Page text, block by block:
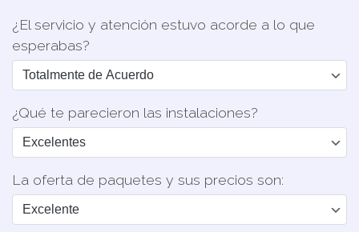
¿El servicio y atención estuvo acorde a lo que
esperabas?
¿Qué te parecieron las instalaciones?
La oferta de paquetes y sus precios son: